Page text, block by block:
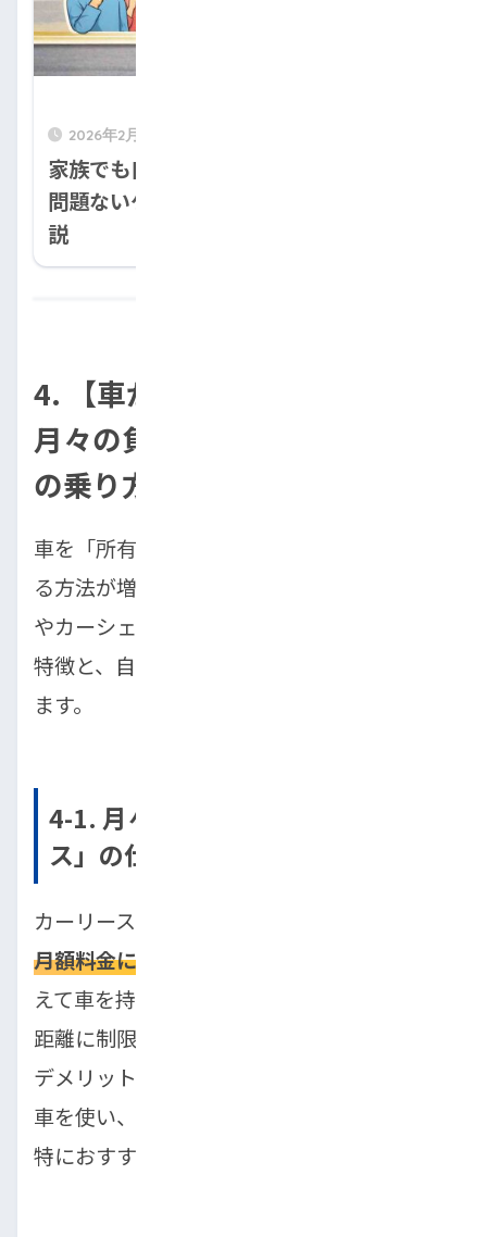
2026年2月6日
家族でも自動車ローンの名義貸しになる？
問題ないケースと注意点をわかりやすく解
説
4. 【車が買えないあなたへ】
月々の負担を軽くする新しい車
の乗り方
車を「所有する」以外にも、賢く車を利用す
る方法が増えています。ここではカーリース
やカーシェア、レンタカーといった選択肢の
特徴と、自分に適した利用法を詳しく紹介し
ます。
4-1. 月々1万円台から！「カーリー
ス」の仕組みと注意点
カーリースは
月額料金に含まれている
えて車を持つことが可能です。しかし、走行
距離に制限があり、中途解約が難しいという
デメリットもあります。普段から通勤などで
車を使い、月々の費用を一定に保ちたい人に
特におすすめです。